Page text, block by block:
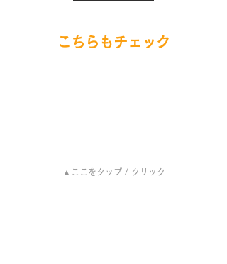
こちらもチェック
▲ここをタップ / クリック